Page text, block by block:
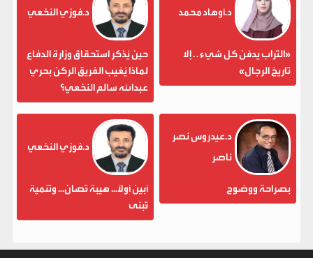
د.أوهاد محمد
«التراب يدفن كل شيء . . إلا
تاريخ الرجال»
د.فوزي النخعي
حين يُذكر استحقاق وزارة الدفاع
لماذا يُغيب الفريق الركن بحري
عبدالله سالم النخعي؟
د.عيدروس نصر
ناصر
بصراحة ووضوح
د.فوزي النخعي
أبين أولاً... هيبة تُصان... وتنمية
تُبنى